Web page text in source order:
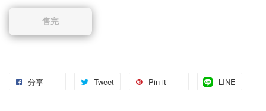
售完
分享 Tweet Pin it LINE